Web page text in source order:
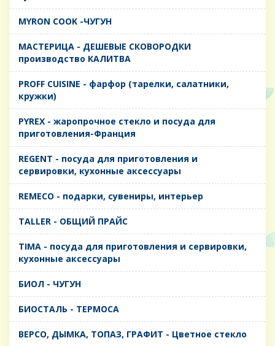
MYRON COOK -ЧУГУН
MАСТЕРИЦА - ДЕШЕВЫЕ СКОВОРОДКИ
производство КАЛИТВА
PROFF CUISINE - фарфор (тарелки, салатники,
кружки)
PYREX - жаропрочное стекло и посуда для
приготовления-Франция
REGENT - посуда для приготовления и
сервировки, кухонные аксессуары
REMECO - подарки, сувениры, интерьер
TALLER - ОБЩИЙ ПРАЙС
TIMA - посуда для приготовления и сервировки,
кухонные аксессуары
БИОЛ - ЧУГУН
БИОСТАЛЬ - ТЕРМОСА
ВЕРСО, ДЫМКА, ТОПАЗ, ГРАФИТ - Цветное стекло